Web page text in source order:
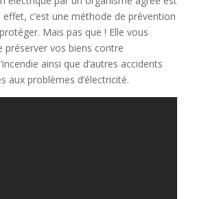
c’est une méthode de prévention
Mais pas que ! Elle vous
préserver vos biens contre
ainsi que d’autres accidents
aux problèmes d’électricité.